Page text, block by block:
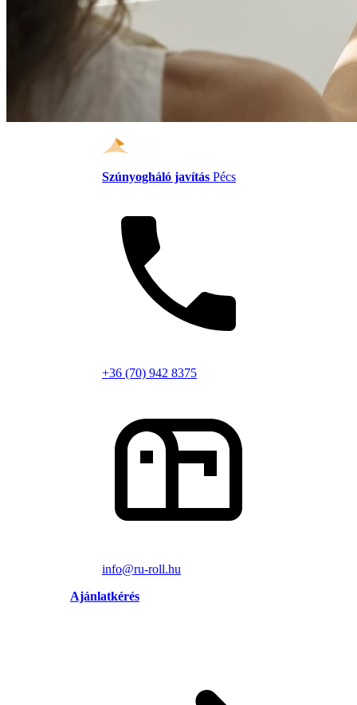
Szúnyogháló javítás Pécs
+36 (70) 942 8375
info@ru-roll.hu
Ajánlatkérés